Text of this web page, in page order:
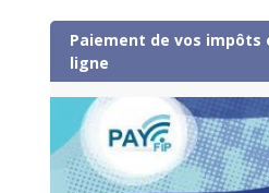
Paiement de vos impôts
ligne